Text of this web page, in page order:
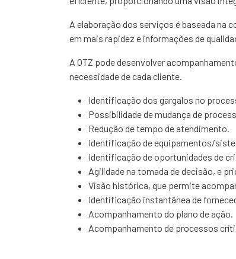
A elaboração dos serviços é baseada na
em mais rapidez e informações de
A OTZ pode desenvolver
necessidade de cada cliente.
Identificação dos gargalos no
Possibilidade de mudança de
Redução de tempo de atendimento.
Identificação de equipamentos/
Identificação de oportunidades de
Agilidade na tomada de decisão, e
Visão histórica, que permite
Identificação instantânea de
Acompanhamento do plano de ação.
Acompanhamento de processos